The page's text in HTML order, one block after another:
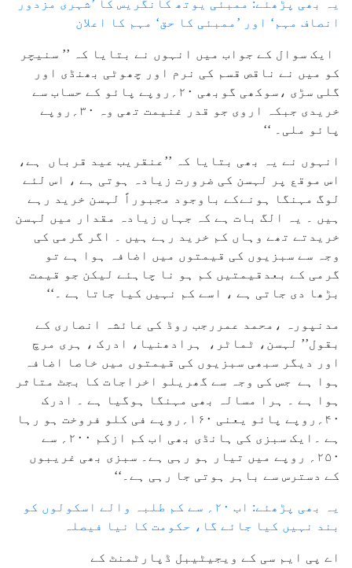
یہ بھی پڑھئے: ممبئی یوتھ کانگریس کا ’شہری مزدور
انصاف مہم‘ اور ’ممبئی کا حق‘ مہم کا اعلان
ایک سوال کے جواب میں انہوں نے بتایا کہ ’’ سنیچر
کو میں نے ناقص قسم کی نرم اور چھوٹی بھنڈی اور
گلی سڑی ،سوکھی گوبھی ۲۰؍روپے پائو کے حساب سے
خریدی جبکہ اروی جو قدر غنیمت تھی وہ ۳۰؍روپے
پائو ملی۔ ‘‘
انہوں نے یہ بھی بتایا کہ ’’عنقریب عید قرباں ہے،
اس موقع پر لہسن کی ضرورت زیادہ ہوتی ہے ، اس لئے
لوگ مہنگا ہونےکے باوجود مجبوراً لہسن خرید رہے
ہیں ۔ یہ الگ بات ہے کہ جہاں زیادہ مقدار میں لہسن
خریدتے تھے وہاں کم خرید رہے ہیں ۔ اگر گرمی کی
وجہ سے سبزیوں کی قیمتوں میں اضافہ ہوا ہے تو
گرمی کے بعدقیمتیں کم ہو نا چاہئے لیکن جو قیمت
بڑھا دی جاتی ہے ، اسے کم نہیں کیا جاتا ہے ۔‘‘
مدنپورہ ،محمد عمررجب روڈ کی عائشہ انصاری کے
بقول’’ لہسن، ٹماٹر، ہرادھنیا، ادرک ، ہری مرچ
اور دیگر سبھی سبزیوں کی قیمتوں میں خاصا اضافہ
ہوا ہے جس کی وجہ سے گھریلو اخراجات کا بجٹ متاثر
ہوا ہے ۔ ہرا مسالہ بھی مہنگا ہوگیا ہے ۔ ادرک
۴۰؍روپے پائو یعنی ۱۶۰؍روپے فی کلو فروخت ہو رہا
ہے ۔ایک سبزی کی ہانڈی بھی اب کم ازکم ۲۰۰؍ سے
۲۵۰؍ روپے میں تیار ہو رہی ہے۔ سبزی بھی غریبوں
کے دسترس سے باہر ہوتی جا رہی ہے۔‘‘
یہ بھی پڑھئے: اب ۲۰؍ سے کم طلبہ والے اسکولوں کو
بند نہیں کیا جائے گا، حکومت کا نیا فیصلہ
اے پی ایم سی کے ویجیٹیبل ڈپارٹمنٹ کے